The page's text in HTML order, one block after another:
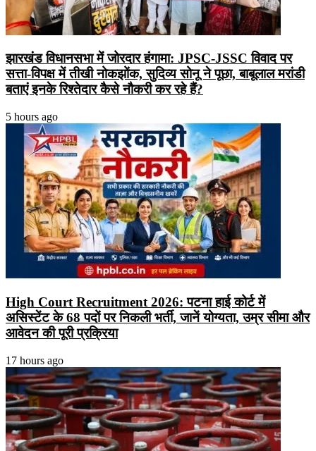
झारखंड विधानसभा में जोरदार हंगामा: JPSC-JSSC विवाद पर
सत्ता-विपक्ष में तीखी नोकझोंक, सुदिव्य सोनू ने पूछा, बाबूलाल मरांडी
बताएं इनके रिश्तेदार कैसे नौकरी कर रहे हैं?
5 hours ago
High Court Recruitment 2026: पटना हाई कोर्ट में
असिस्टेंट के 68 पदों पर निकली भर्ती, जानें योग्यता, उम्र सीमा और
आवेदन की पूरी प्रक्रिया
17 hours ago